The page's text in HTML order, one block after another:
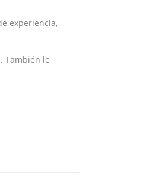
experiencia,
También le